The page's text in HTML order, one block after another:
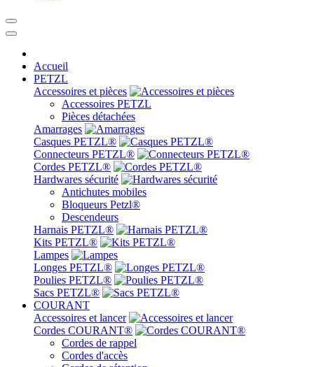
Accueil
PETZL
Accessoires et pièces
Accessoires PETZL
Pièces détachées
Amarrages
Casques PETZL®
Connecteurs PETZL®
Cordes PETZL®
Hardwares sécurité
Antichutes mobiles
Bloqueurs Petzl®
Descendeurs
Harnais PETZL®
Kits PETZL®
Lampes
Longes PETZL®
Poulies PETZL®
Sacs PETZL®
COURANT
Accessoires et lancer
Cordes COURANT®
Cordes de rappel
Cordes d'accès